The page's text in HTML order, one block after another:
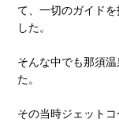
て、一切のガイド
した。
そんな中でも那須
た。
その当時ジェット